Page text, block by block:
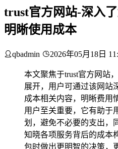
trust官方网站-深入
明晰使用成本
qbadmin 2026年05月18日
本文聚焦于trust官方网站
展开，用户可通过该网站
成本相关内容，明晰费用
用户至关重要，它有助于
划，避免不必要的支出，
知晓各项服务背后的成本
包时做出更明智的决策，